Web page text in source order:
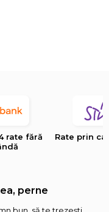
rate fără
Rate prin
perne